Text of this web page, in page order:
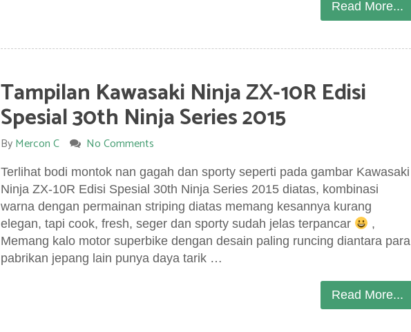
Read More...
Tampilan Kawasaki Ninja ZX-10R Edisi
Spesial 30th Ninja Series 2015
ByMercon C No Comments
Terlihat bodi montok nan gagah dan sporty seperti pada gambar Kawasaki
Ninja ZX-10R Edisi Spesial 30th Ninja Series 2015 diatas, kombinasi
warna dengan permainan striping diatas memang kesannya kurang
elegan, tapi cook, fresh, seger dan sporty sudah jelas terpancar
,
Memang kalo motor superbike dengan desain paling runcing diantara para
pabrikan jepang lain punya daya tarik …
Read More...